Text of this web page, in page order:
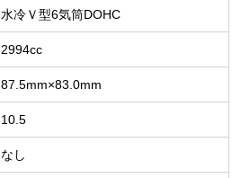
水冷Ｖ型6気筒DOHC
2994cc
87.5mm×83.0mm
10.5
なし